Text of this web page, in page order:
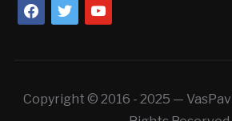
facebooktwitteryoutube
Copyright © 2016 - 2025 — VasPav